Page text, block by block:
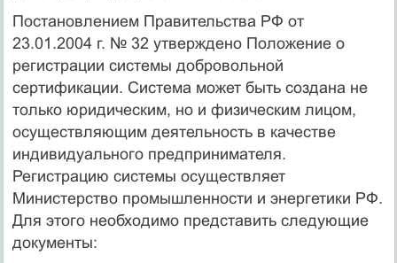
Постановлением Правительства РФ от
23.01.2004 г. № 32 утверждено Положение о
регистрации системы добровольной
сертификации. Система может быть создана не
только юридическим, но и физическим лицом,
осуществляющим деятельность в качестве
индивидуального предпринимателя.
Регистрацию системы осуществляет
Министерство промышленности и энергетики РФ.
Для этого необходимо представить следующие
документы: